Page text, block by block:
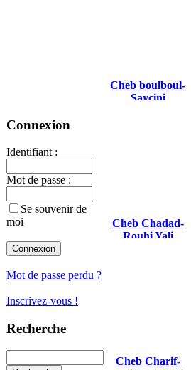
Connexion
Identifiant :
Mot de passe :
Se souvenir de
moi
Mot de passe perdu ?
Inscrivez-vous !
Recherche
Cheb boulboul-
Saycini
Cheb Chadad-
Rouhi Yali
Cheb Charif-